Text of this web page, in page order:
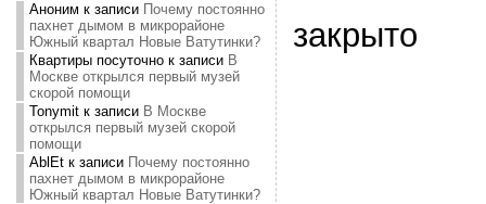
Аноним к записи Почему постоянно
пахнет дымом в микрорайоне
Южный квартал Новые Ватутинки?
Квартиры посуточнок записи В
Москве открылся первый музей
скорой помощи
Tonymitк записи В Москве
открылся первый музей скорой
помощи
AblEtк записи Почему постоянно
пахнет дымом в микрорайоне
Южный квартал Новые Ватутинки?
закрыто